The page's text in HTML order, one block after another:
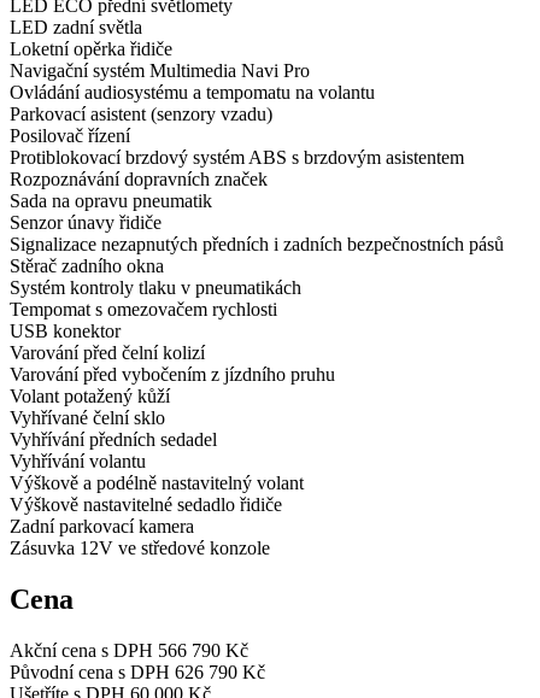
LED ECO přední světlomety
LED zadní světla
Loketní opěrka řidiče
Navigační systém Multimedia Navi Pro
Ovládání audiosystému a tempomatu na volantu
Parkovací asistent (senzory vzadu)
Posilovač řízení
Protiblokovací brzdový systém ABS s brzdovým asistentem
Rozpoznávání dopravních značek
Sada na opravu pneumatik
Senzor únavy řidiče
Signalizace nezapnutých předních i zadních bezpečnostních pásů
Stěrač zadního okna
Systém kontroly tlaku v pneumatikách
Tempomat s omezovačem rychlosti
USB konektor
Varování před čelní kolizí
Varování před vybočením z jízdního pruhu
Volant potažený kůží
Vyhřívané čelní sklo
Vyhřívání předních sedadel
Vyhřívání volantu
Výškově a podélně nastavitelný volant
Výškově nastavitelné sedadlo řidiče
Zadní parkovací kamera
Zásuvka 12V ve středové konzole
Cena
Akční cena s DPH 566 790 Kč
Původní cena s DPH 626 790 Kč